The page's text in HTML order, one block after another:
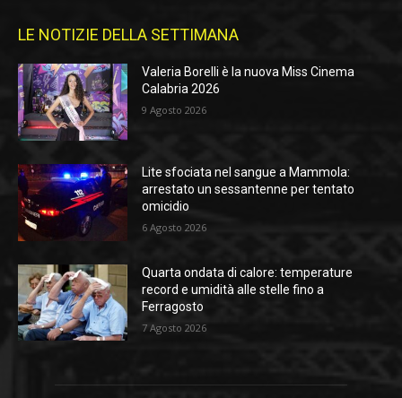
LE NOTIZIE DELLA SETTIMANA
Valeria Borelli è la nuova Miss Cinema
Calabria 2026
9 Agosto 2026
Lite sfociata nel sangue a Mammola:
arrestato un sessantenne per tentato
omicidio
6 Agosto 2026
Quarta ondata di calore: temperature
record e umidità alle stelle fino a
Ferragosto
7 Agosto 2026